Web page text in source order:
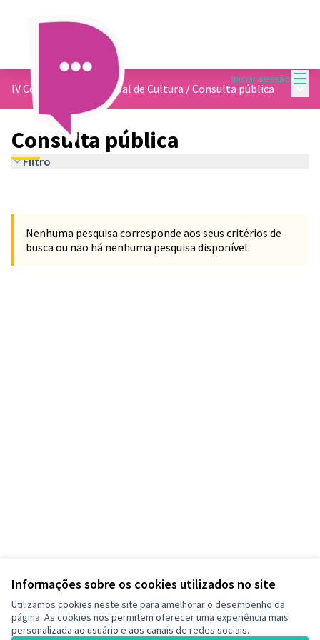
Informações sobre os cookies utilizados no site
Utilizamos cookies neste site para amelhorar o desempenho da
página. As cookies nos permitem oferecer uma experiência mais
personalizada ao usuário e aos canais de redes sociais.
Iniciar sessão
IV Conferencia Municipal de Cultura /Consulta pública
Consulta pública
Filtro
Nenhuma pesquisa corresponde aos seus critérios de
busca ou não há nenhuma pesquisa disponível.